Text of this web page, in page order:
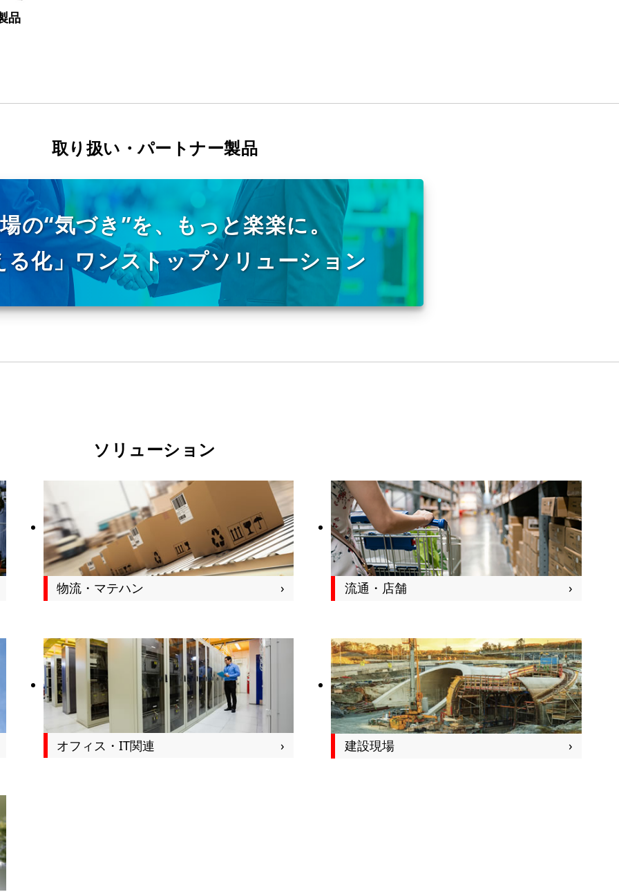
品
取り扱い・パートナー製品
の“気づき”を、もっと楽楽に。
る化」ワンストップソリューション
ソリューション
物流・マテハン 流通・店舗
オフィス・IT関連 建設現場